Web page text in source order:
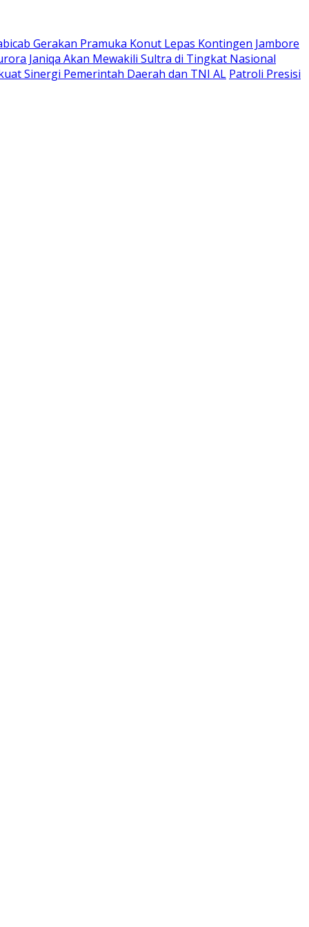
Gerakan Pramuka Konut Lepas Kontingen Jambore
Janiqa Akan Mewakili Sultra di Tingkat Nasional
Sinergi Pemerintah Daerah dan TNI AL Patroli Presisi